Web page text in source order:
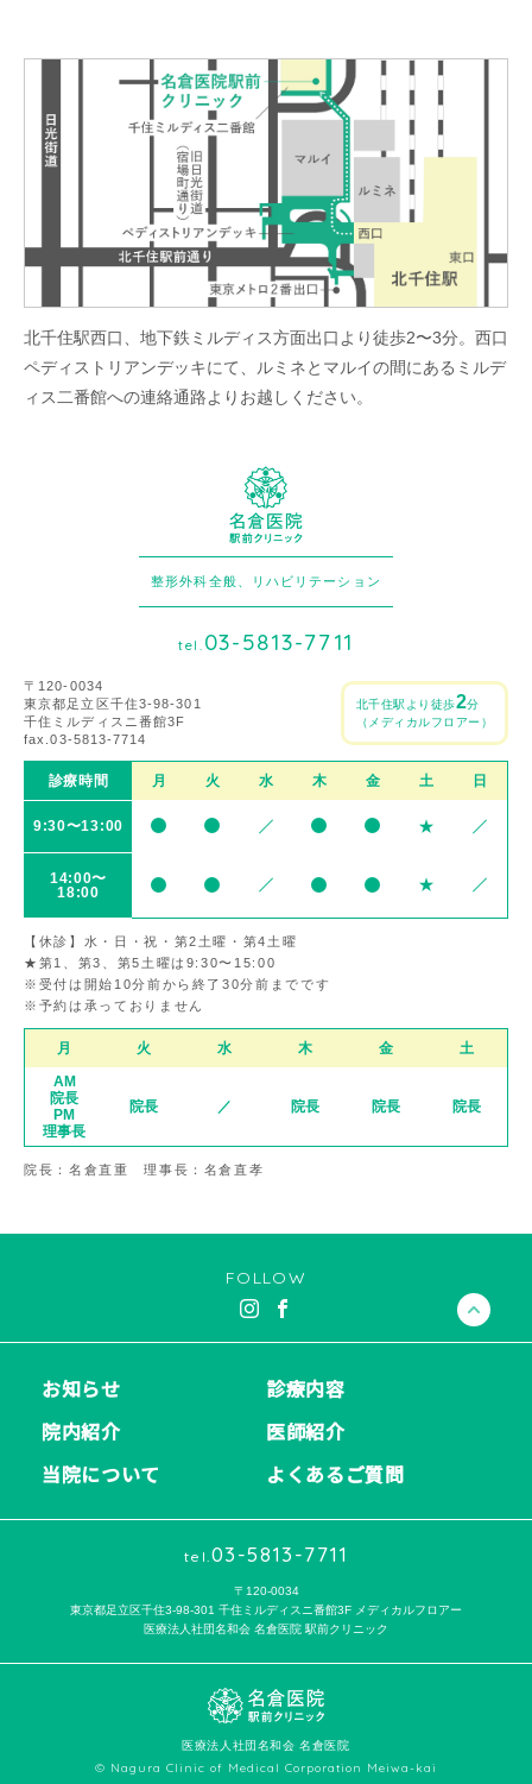
北千住駅西口、地下鉄ミルディス方面出口より徒歩2〜3分。西口
ペディストリアンデッキにて、ルミネとマルイの間にあるミルデ
ィス二番館への連絡通路よりお越しください。
整形外科全般、リハビリテーション
tel. 03-5813-7711
〒120-0034
東京都足立区千住3-98-301
千住ミルディスニ番館3F
fax.03-5813-7714
北千住駅より徒歩2分
（メディカルフロアー）
診療時間 月 火 水 木 金 土 日
9:30〜13:00
14:00〜
18:00
【休診】水・日・祝・第2土曜・第4土曜
★第1、第3、第5土曜は9:30〜15:00
※受付は開始10分前から終了30分前までです
※予約は承っておりません
月 火 水 木 金
土
AM
院長
PM
理事長
院長 ／ 院長 院長 院長
院長：名倉直重 理事長：名倉直孝
FOLLOW
お知らせ
診療内容
院内紹介
医師紹介
当院について
よくあるご質問
〒120-0034
東京都足立区千住3-98-301 千住ミルディスニ番館3F メディカルフロアー
医療法人社団名和会 名倉医院 駅前クリニック
tel. 03-5813-7711
医療法人社団名和会 名倉医院
© Nagura Clinic of Medical Corporation Meiwa-kai